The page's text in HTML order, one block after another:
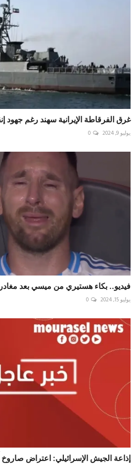
غرق الفرقاطة الإيرانية سهند رغم جهود
يوليو 9, 2024 0
فيديو.. بكاء هستيري من ميسي بعد
يوليو 15, 2024 0
إذاعة الجيش الإسرائيلي: اعتراض